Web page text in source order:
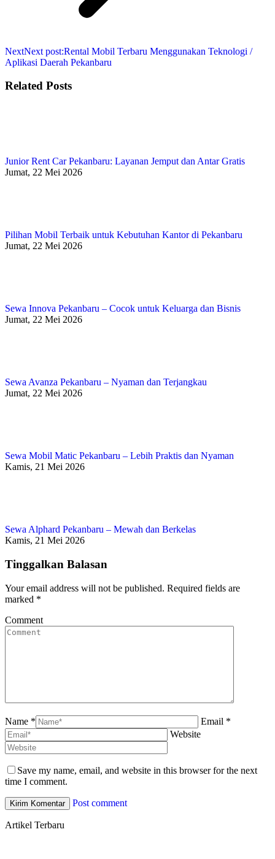
NextNext post:Rental Mobil Terbaru Menggunakan Teknologi /
Aplikasi Daerah Pekanbaru
Related Posts
Junior Rent Car Pekanbaru: Layanan Jemput dan Antar Gratis
Jumat, 22 Mei 2026
Pilihan Mobil Terbaik untuk Kebutuhan Kantor di Pekanbaru
Jumat, 22 Mei 2026
Sewa Innova Pekanbaru – Cocok untuk Keluarga dan Bisnis
Jumat, 22 Mei 2026
Sewa Avanza Pekanbaru – Nyaman dan Terjangkau
Jumat, 22 Mei 2026
Sewa Mobil Matic Pekanbaru – Lebih Praktis dan Nyaman
Kamis, 21 Mei 2026
Sewa Alphard Pekanbaru – Mewah dan Berkelas
Kamis, 21 Mei 2026
Tinggalkan Balasan
Your email address will not be published. Required fields are
marked *
Comment
Name *
Email *
Website
Save my name, email, and website in this browser for the next
time I comment.
Post comment
Artikel Terbaru